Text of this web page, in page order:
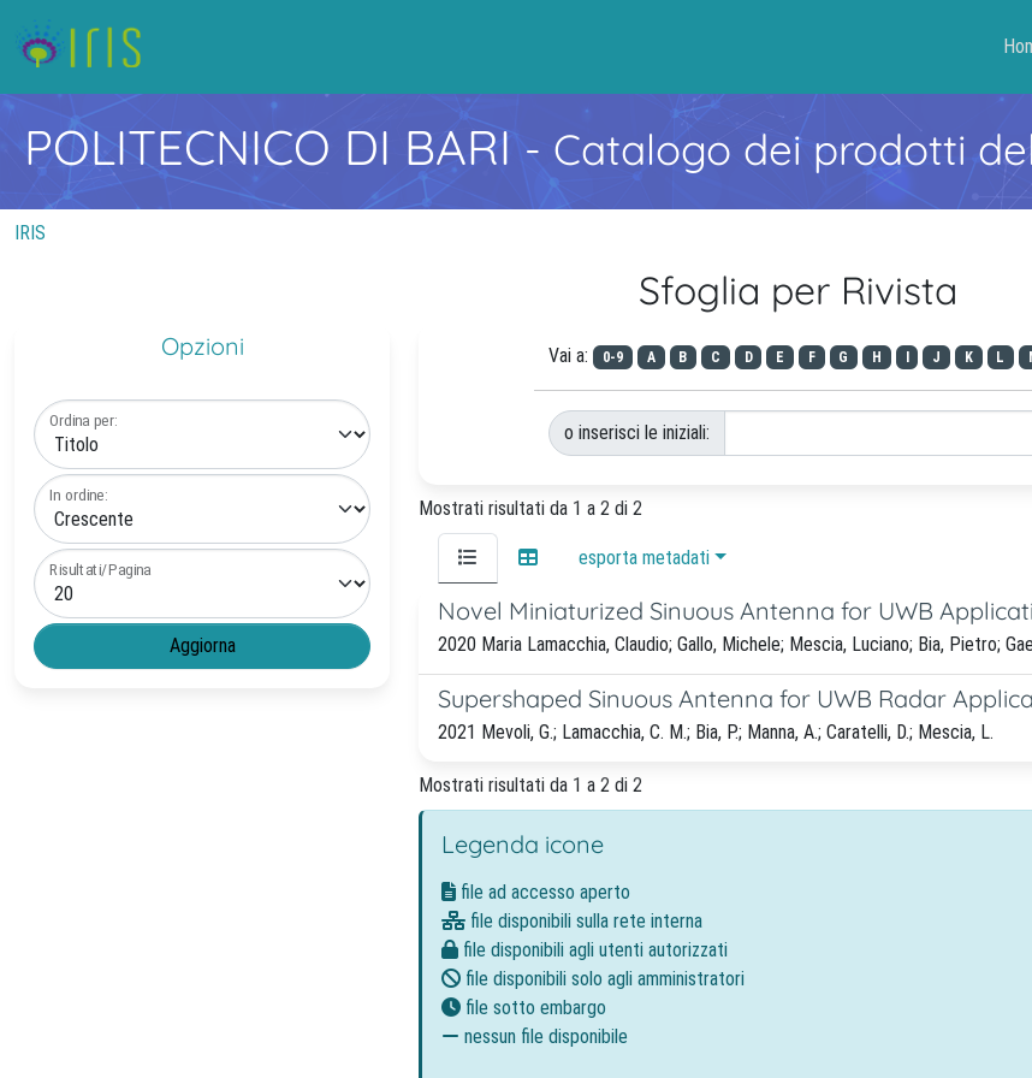
POLITECNICO DI BARI- Catalogo dei prodotti
IRIS
Sfoglia per Rivista
Opzioni
Ordina per:
In ordine:
Risultati/Pagina
Vai a: 0-9 A B C D E F G H J K L
o inserisci le iniziali:
Mostrati risultati da 1 a 2 di 2
esporta metadati
Novel Miniaturized Sinuous Antenna for UWB
2020 Maria Lamacchia, Claudio; Gallo, Michele; Mescia, Luciano; Bia, Pietro;
Supershaped Sinuous Antenna for UWB Radar
2021 Mevoli, G.; Lamacchia, C. M.; Bia, P.; Manna, A.; Caratelli, D.; Mescia, L.
Mostrati risultati da 1 a 2 di 2
Legenda icone
file ad accesso aperto
file disponibili sulla rete interna
file disponibili agli utenti autorizzati
file disponibili solo agli amministratori
file sotto embargo
nessun file disponibile